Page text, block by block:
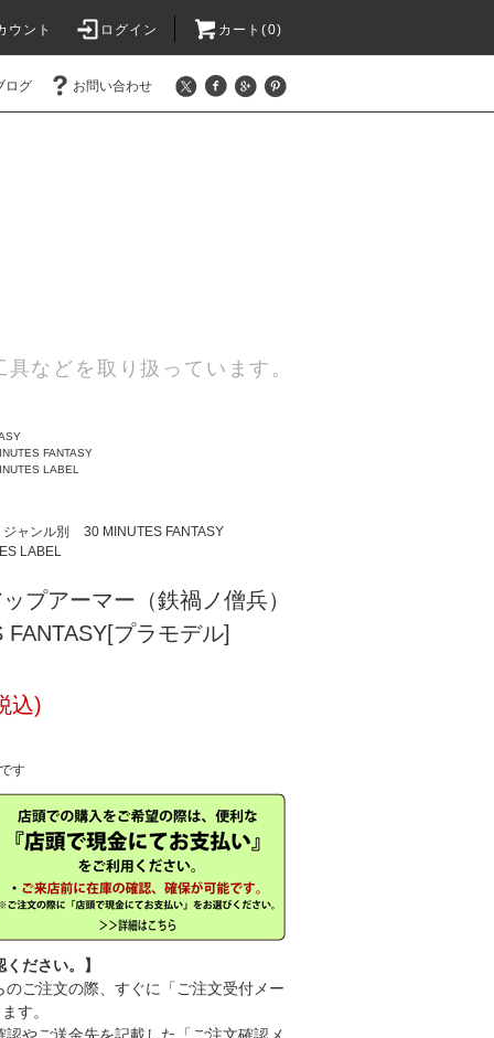
ウント ログイン カート(0)
ログ お問い合わせ
などを取り扱っています。
FANTASY
LABEL
ジャンル別
30 MINUTES FANTASY
LABEL
プアーマー（鉄禍ノ僧兵）
プラモデル]
込)
す
ださい。】
ご注文の際、すぐに「ご注文受付メー
す。